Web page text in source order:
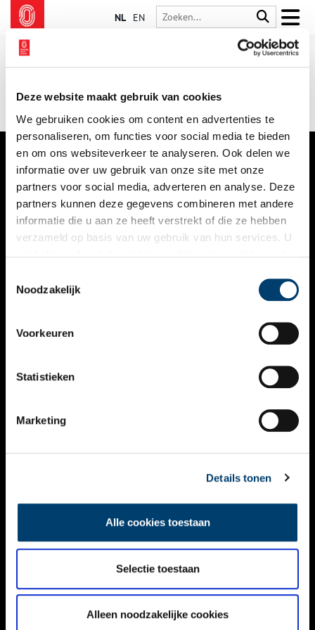
Deze website maakt gebruik van cookies
We gebruiken cookies om content en advertenties te
personaliseren, om functies voor social media te bieden
en om ons websiteverkeer te analyseren. Ook delen we
informatie over uw gebruik van onze site met onze
partners voor social media, adverteren en analyse. Deze
partners kunnen deze gegevens combineren met andere
informatie die u aan ze heeft verstrekt of die ze hebben
verzameld op basis van uw gebruik van hun services. U
Noodzakelijk
Voorkeuren
Statistieken
Marketing
Details tonen
Alle cookies toestaan
Selectie toestaan
Alleen noodzakelijke cookies
NL EN
VERHALEN
NIEUWS
KALENDER
ACTIVITEITEN
NIEUWSBRIEF
DISCLAIMER
TOEGANKELIJKHEID
Volg ONH op social media